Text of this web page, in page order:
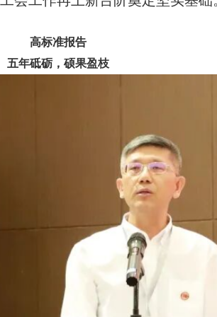
高标准报告
五年砥砺，硕果盈枝